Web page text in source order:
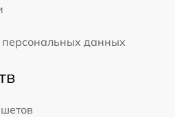
персональных данных